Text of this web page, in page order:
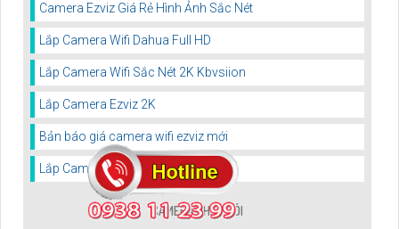
Camera Ezviz Giá Rẻ Hình Ảnh Sắc Nét
Lắp Camera Wifi Dahua Full HD
Lắp Camera Wifi Sắc Nét 2K Kbvsiion
Lắp Camera Ezviz 2K
Bản báo giá camera wifi ezviz mới
Lắp Camera Wifi 2K
CAMERA THEO GÓI